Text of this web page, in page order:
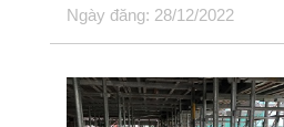
Ngày đăng: 28/12/2022